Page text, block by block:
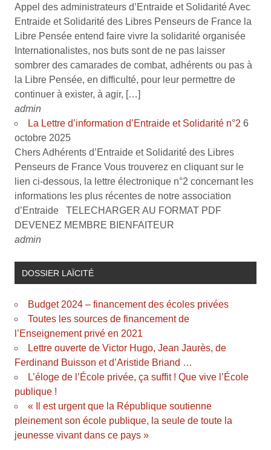
Appel des administrateurs d’Entraide et Solidarité Avec
Entraide et Solidarité des Libres Penseurs de France la
Libre Pensée entend faire vivre la solidarité organisée
Internationalistes, nos buts sont de ne pas laisser
sombrer des camarades de combat, adhérents ou pas à
la Libre Pensée, en difficulté, pour leur permettre de
continuer à exister, à agir, […]
admin
La Lettre d’information d’Entraide et Solidarité n°2 6
octobre 2025
Chers Adhérents d’Entraide et Solidarité des Libres
Penseurs de France Vous trouverez en cliquant sur le
lien ci-dessous, la lettre électronique n°2 concernant les
informations les plus récentes de notre association
d’Entraide TELECHARGER AU FORMAT PDF
DEVENEZ MEMBRE BIENFAITEUR
admin
DOSSIER LAÏCITÉ
Budget 2024 – financement des écoles privées
Toutes les sources de financement de
l’Enseignement privé en 2021
Lettre ouverte de Victor Hugo, Jean Jaurès, de
Ferdinand Buisson et d’Aristide Briand …
L’éloge de l’École privée, ça suffit ! Que vive l’École
publique !
« Il est urgent que la République soutienne
pleinement son école publique, la seule de toute la
jeunesse vivant dans ce pays »